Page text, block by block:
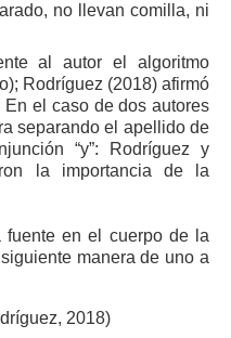
no llevan comilla, ni
al autor el algoritmo
Rodríguez (2018) afirmó
el caso de dos autores
separando el apellido de
“y”: Rodríguez y
la importancia de la
fuente en el cuerpo de la
manera de uno a
2018)